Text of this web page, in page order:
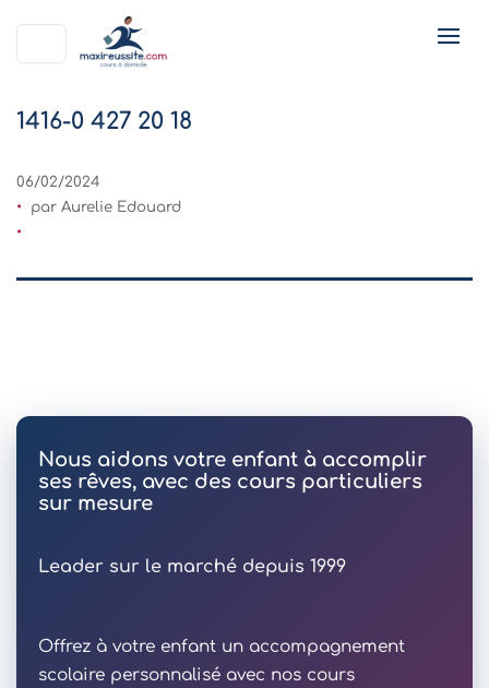
1416-0 427 20 18
06/02/2024
par Aurelie Edouard
Nous aidons votre enfant à accomplir
ses rêves, avec des cours particuliers
sur mesure
Leader sur le marché depuis 1999
Offrez à votre enfant un accompagnement
scolaire personnalisé avec nos cours